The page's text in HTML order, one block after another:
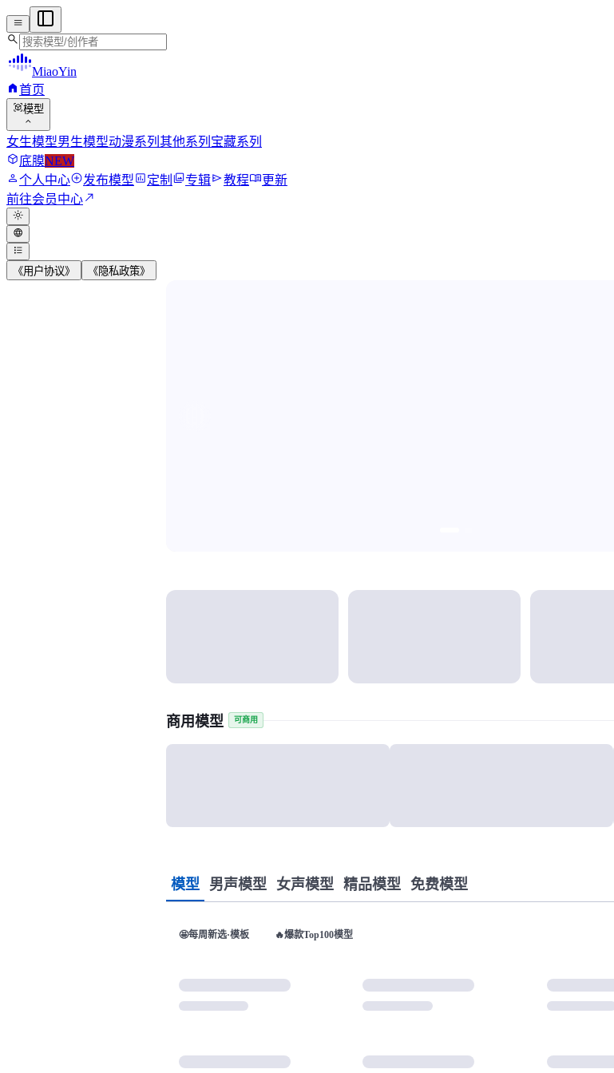
menu
search
MiaoYin
home首页
view_in_ar模型
expand_more
女生模型男生模型动漫系列 其他系列 宝藏系列
deployed_code底膜NEW
person个人中心add_circle发布模型assessment定制 photo_library专辑send教程menu_book更新
前往会员中心north_east
light_mode
language
format_list_bulleted
《用户协议》 《隐私政策》
Model categories
商用模型 可商用
模型 男声模型 女声模型 精品模型 免费模型
🤩每周新选·模板 🔥爆款Top100模型